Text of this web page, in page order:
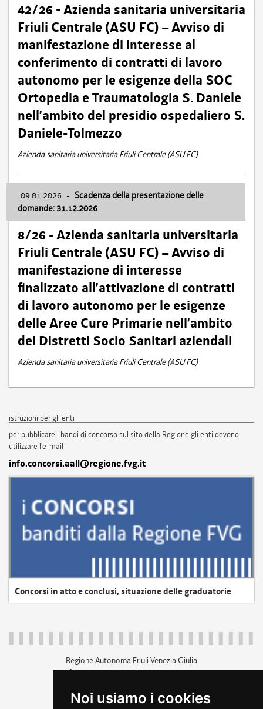
Noi usiamo i cookies
42/26 - Azienda sanitaria universitaria
Friuli Centrale (ASU FC) – Avviso di
manifestazione di interesse al
conferimento di contratti di lavoro
autonomo per le esigenze della SOC
Ortopedia e Traumatologia S. Daniele
nell’ambito del presidio ospedaliero S.
Daniele-Tolmezzo
Azienda sanitaria universitaria Friuli Centrale (ASU FC)
09.01.2026 - Scadenza della presentazione delle
domande: 31.12.2026
8/26 - Azienda sanitaria universitaria
Friuli Centrale (ASU FC) – Avviso di
manifestazione di interesse
finalizzato all’attivazione di contratti
di lavoro autonomo per le esigenze
delle Aree Cure Primarie nell’ambito
dei Distretti Socio Sanitari aziendali
Azienda sanitaria universitaria Friuli Centrale (ASU FC)
istruzioni per gli enti
per pubblicare i bandi di concorso sul sito della Regione gli enti devono
utilizzare l'e-mail
info.concorsi.aall@regione.fvg.it
Concorsi in atto e conclusi, situazione delle graduatorie
Regione Autonoma Friuli Venezia Giulia
c.f. 80014930327; p.iva 00526040324
+39 040 3771111